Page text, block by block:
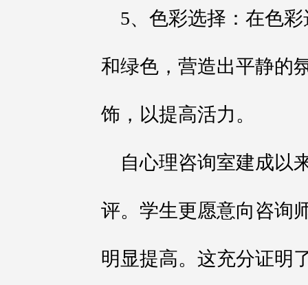
5、色彩选择：在色
和绿色，营造出平静的
饰，以提高活力。
自心理咨询室建成以
评。学生更愿意向咨询
明显提高。这充分证明